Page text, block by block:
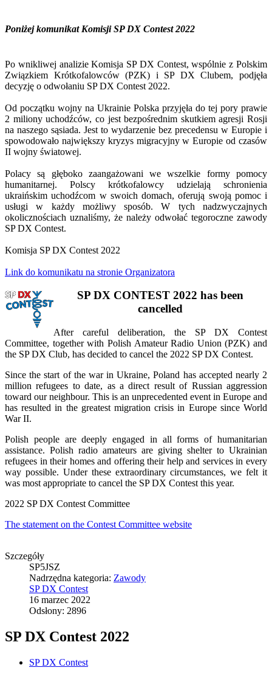
Poniżej komunikat Komisji SP DX Contest 2022
Po wnikliwej analizie Komisja SP DX Contest, wspólnie z Polskim
Związkiem Krótkofalowców (PZK) i SP DX Clubem, podjęła
decyzję o odwołaniu SP DX Contest 2022.
Od początku wojny na Ukrainie Polska przyjęła do tej pory prawie
2 miliony uchodźców, co jest bezpośrednim skutkiem agresji Rosji
na naszego sąsiada. Jest to wydarzenie bez precedensu w Europie i
spowodowało największy kryzys migracyjny w Europie od czasów
II wojny światowej.
Polacy są głęboko zaangażowani we wszelkie formy pomocy
humanitarnej. Polscy krótkofalowcy udzielają schronienia
ukraińskim uchodźcom w swoich domach, oferują swoją pomoc i
usługi w każdy możliwy sposób. W tych nadzwyczajnych
okolicznościach uznaliśmy, że należy odwołać tegoroczne zawody
SP DX Contest.
Komisja SP DX Contest 2022
Link do komunikatu na stronie Organizatora
SP DX CONTEST 2022 has been
cancelled
After careful deliberation, the SP DX Contest
Committee, together with Polish Amateur Radio Union (PZK) and
the SP DX Club, has decided to cancel the 2022 SP DX Contest.
Since the start of the war in Ukraine, Poland has accepted nearly 2
million refugees to date, as a direct result of Russian aggression
toward our neighbour. This is an unprecedented event in Europe and
has resulted in the greatest migration crisis in Europe since World
War II.
Polish people are deeply engaged in all forms of humanitarian
assistance. Polish radio amateurs are giving shelter to Ukrainian
refugees in their homes and offering their help and services in every
way possible. Under these extraordinary circumstances, we felt it
was most appropriate to cancel the SP DX Contest this year.
2022 SP DX Contest Committee
The statement on the Contest Committee website
Szczegóły
SP5JSZ
Nadrzędna kategoria: Zawody
SP DX Contest
16 marzec 2022
Odsłony: 2896
SP DX Contest 2022
SP DX Contest